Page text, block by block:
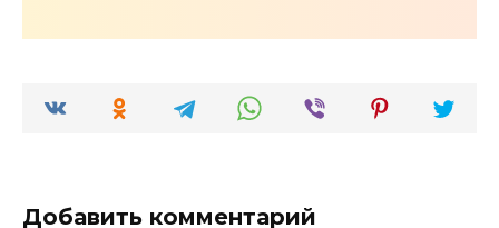
Добавить комментарий